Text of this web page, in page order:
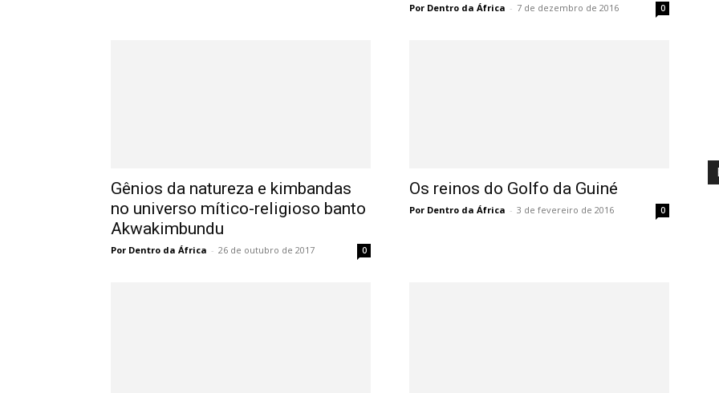
Por Dentro da África - 7 de dezembro de 2016 0
Gênios da natureza e kimbandas
no universo mítico-religioso banto
Akwakimbundu
Por Dentro da África - 26 de outubro de 2017 0
Os reinos do Golfo da Guiné
Por Dentro da África - 3 de fevereiro de 2016 0